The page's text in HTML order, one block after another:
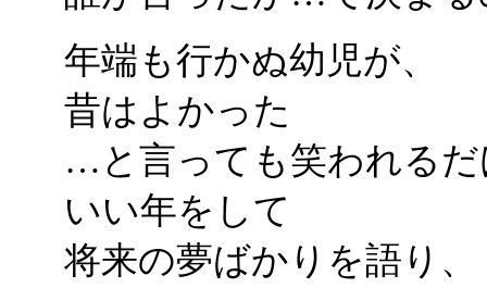
年端も行かぬ幼児が、
昔はよかった
…と言っても笑われるだ
いい年をして
将来の夢ばかりを語り、